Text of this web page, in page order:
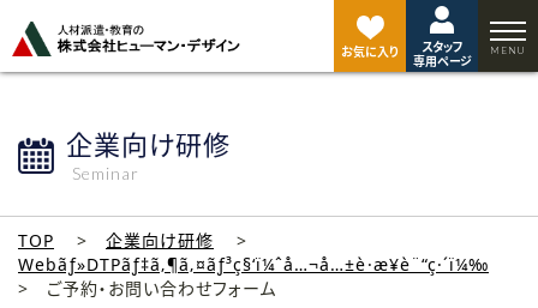
お気に入り
スタッフ
専用ページ
企業向け研修
Seminar
TOP
企業向け研修
Webãƒ»DTPãƒ‡ã‚¶ã‚¤ãƒ³ç§‘ï¼ˆå…¬å…±è·æ¥­è¨“ç·´ï¼‰
ご予約・お問い合わせフォーム
ジ
ト